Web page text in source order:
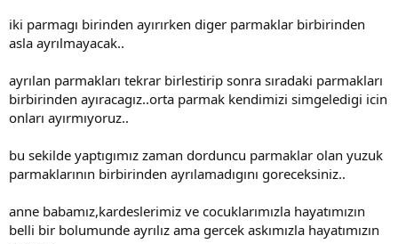
iki parmagı birinden ayırırken diger parmaklar birbirinden
asla ayrılmayacak..
ayrılan parmakları tekrar birlestirip sonra sıradaki parmakları
birbirinden ayıracagız..orta parmak kendimizi simgeledigi icin
onları ayırmıyoruz..
bu sekilde yaptıgımız zaman dorduncu parmaklar olan yuzuk
parmaklarının birbirinden ayrılamadıgını goreceksiniz..
anne babamız,kardeslerimiz ve cocuklarımızla hayatımızın
belli bir bolumunde ayrılız ama gercek askımızla hayatımızın